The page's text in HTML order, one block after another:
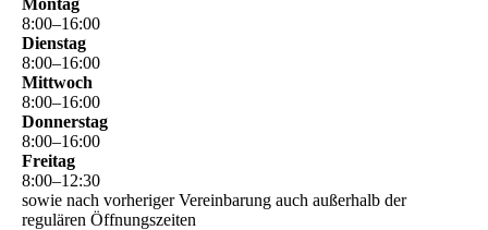
8:00–16:00
Dienstag
8:00–16:00
Mittwoch
8:00–16:00
Donnerstag
8:00–16:00
Freitag
8:00–12:30
sowie nach vorheriger Vereinbarung auch außerhalb der
regulären Öffnungszeiten